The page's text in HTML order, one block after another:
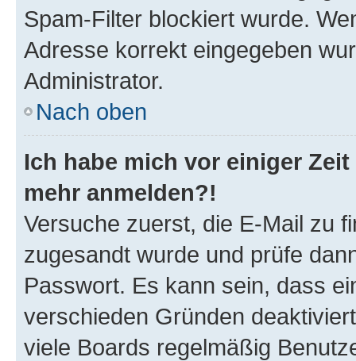
Spam-Filter blockiert wurde.
Adresse korrekt eingegeben
Administrator.
Nach oben
Ich habe mich vor einiger
mehr anmelden?!
Versuche zuerst, die E-Mail zu
zugesandt wurde und prüfe
Passwort. Es kann sein, dass
verschieden Gründen
viele Boards regelmäßig